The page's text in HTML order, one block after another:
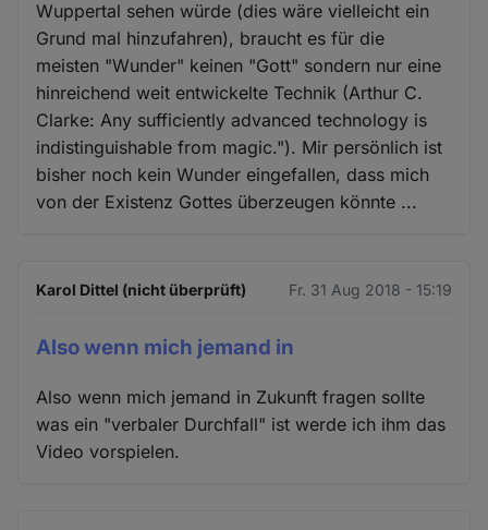
Wuppertal sehen würde (dies wäre vielleicht ein
Grund mal hinzufahren), braucht es für die
meisten "Wunder" keinen "Gott" sondern nur eine
hinreichend weit entwickelte Technik (Arthur C.
Clarke: Any sufficiently advanced technology is
indistinguishable from magic."). Mir persönlich ist
bisher noch kein Wunder eingefallen, dass mich
von der Existenz Gottes überzeugen könnte ...
Karol Dittel (nicht überprüft) Fr. 31 Aug 2018 - 15:19
Also wenn mich jemand in
Also wenn mich jemand in Zukunft fragen sollte
was ein "verbaler Durchfall" ist werde ich ihm das
Video vorspielen.